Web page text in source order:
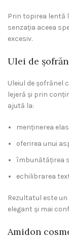
Prin topirea lentă
senzația aceea
excesiv.
Ulei de
Uleiul de șofrănel
lejeră și prin
ajută la:
menținerea
oferirea unui
îmbunătățirea
echilibrarea
Rezultatul este
elegant și mai
Amidon